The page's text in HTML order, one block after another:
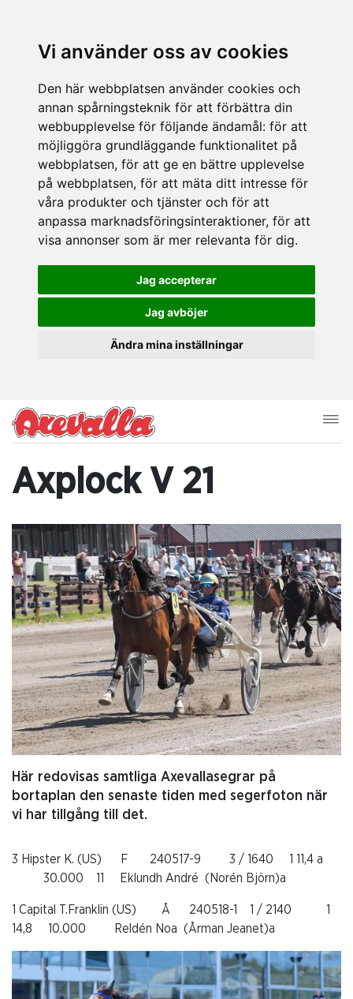
Vi använder oss av cookies
Den här webbplatsen använder cookies och
annan spårningsteknik för att förbättra din
webbupplevelse för följande ändamål: för att
möjliggöra grundläggande funktionalitet på
webbplatsen, för att ge en bättre upplevelse
på webbplatsen, för att mäta ditt intresse för
våra produkter och tjänster och för att
anpassa marknadsföringsinteraktioner, för att
visa annonser som är mer relevanta för dig.
Jag accepterar
Jag avböjer
Ändra mina inställningar
Axplock V 21
Här redovisas samtliga Axevallasegrar på
bortaplan den senaste tiden med segerfoton när
vi har tillgång till det.
3 Hipster K. (US) F 240517-9 3 / 1640 1 11,4 a
30.000 11 Eklundh André (Norén Björn)a
1 Capital T.Franklin (US) Å 240518-1 1 / 2140 1
14,8 10.000 Reldén Noa (Årman Jeanet)a